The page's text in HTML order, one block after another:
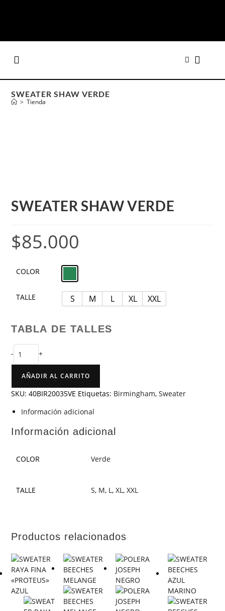
SWEATER SHAW VERDE
> Tienda
SWEATER SHAW VERDE
$85.000
COLOR
TALLE S M L XL XXL
TABLA DE TALLES
- +
AÑADIR AL CARRITO
SKU:40BIR20035VE Etiquetas: Birmingham,Sweater
Información adicional
Información adicional
COLOR Verde
TALLE S, M, L,XL,XXL
Productos relacionados